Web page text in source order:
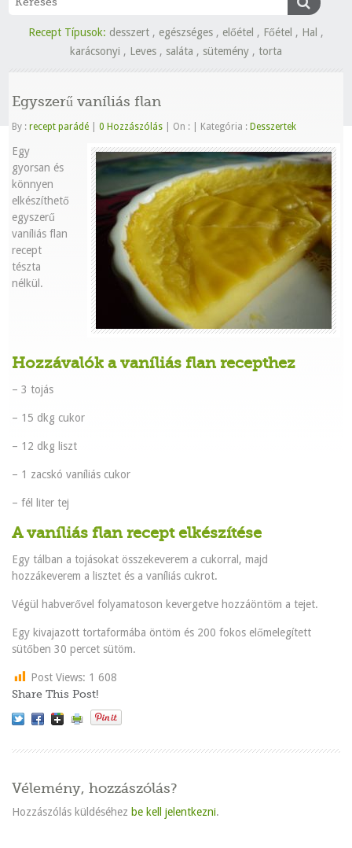
Recept Típusok: desszert , egészséges , előétel , Főétel , Hal ,
karácsonyi , Leves , saláta , sütemény , torta
Egyszerű vaníliás flan
By :recept parádé 0 Hozzászólás On : Kategória : Desszertek
Egy
gyorsan és
könnyen
elkészíthető
egyszerű
vaníliás flan
recept
tészta
nélkül.
Hozzávalók a vaníliás flan recepthez
– 3 tojás
– 15 dkg cukor
– 12 dkg liszt
– 1 zacskó vaníliás cukor
– fél liter tej
A vaníliás flan recept elkészítése
Egy tálban a tojásokat összekeverem a cukorral, majd
hozzákeverem a lisztet és a vaníliás cukrot.
Végül habverővel folyamatoson kevergetve hozzáöntöm a tejet.
Egy kivajazott tortaformába öntöm és 200 fokos előmelegített
sütőben 30 percet sütöm.
Post Views: 1 608
Share This Post!
Vélemény, hozzászólás?
Hozzászólás küldéséhez be kell jelentkezni.